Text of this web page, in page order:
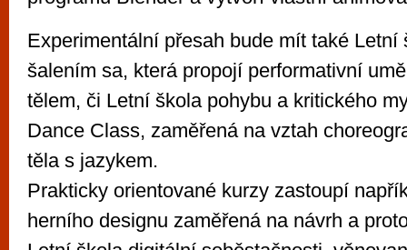
Experimentální přesah bude mít také Letní
šalením sa, která propojí performativní
tělem, či Letní škola pohybu a kritického
Dance Class, zaměřená na vztah
těla s jazykem.
Prakticky orientované kurzy zastoupí
herního designu zaměřená na návrh a